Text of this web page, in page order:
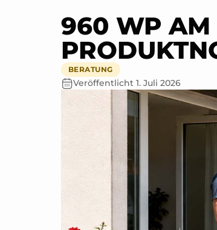
800W
1000W
1500W
2000W
4000W
960 WP AM
BERATUNG
Veröffentlicht 1. Juli 2026